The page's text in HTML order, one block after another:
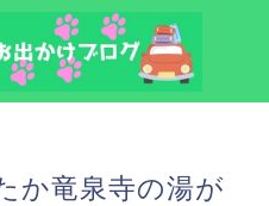
か竜泉寺の湯が